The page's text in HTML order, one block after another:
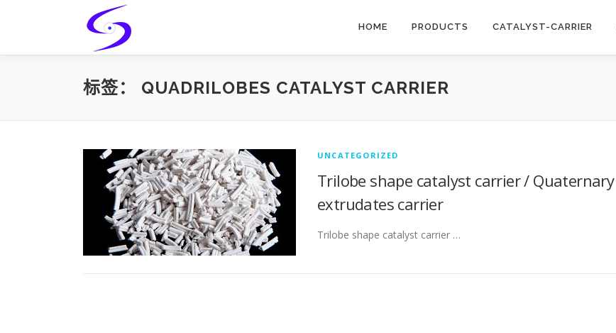
HOME PRODUCTS CATALYST-CARRIER
标签： QUADRILOBES CATALYST CARRIER
UNCATEGORIZED
Trilobe shape catalyst carrier / Quaternary
extrudates carrier
Trilobe shape catalyst carrier …